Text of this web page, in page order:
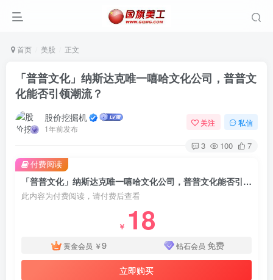
首页 美股 正文
「普普文化」纳斯达克唯一嘻哈文化公司，普普文
化能否引领潮流？
股价挖掘机
1年前发布
关注 私信
3 100 7
「普普文化」纳斯达克唯一嘻哈文化公司，普普文化能否引领潮流？
此内容为付费阅读，请付费后查看
￥ 18
黄金会员 ￥9 钻石会员 免费
立即购买
付费阅读